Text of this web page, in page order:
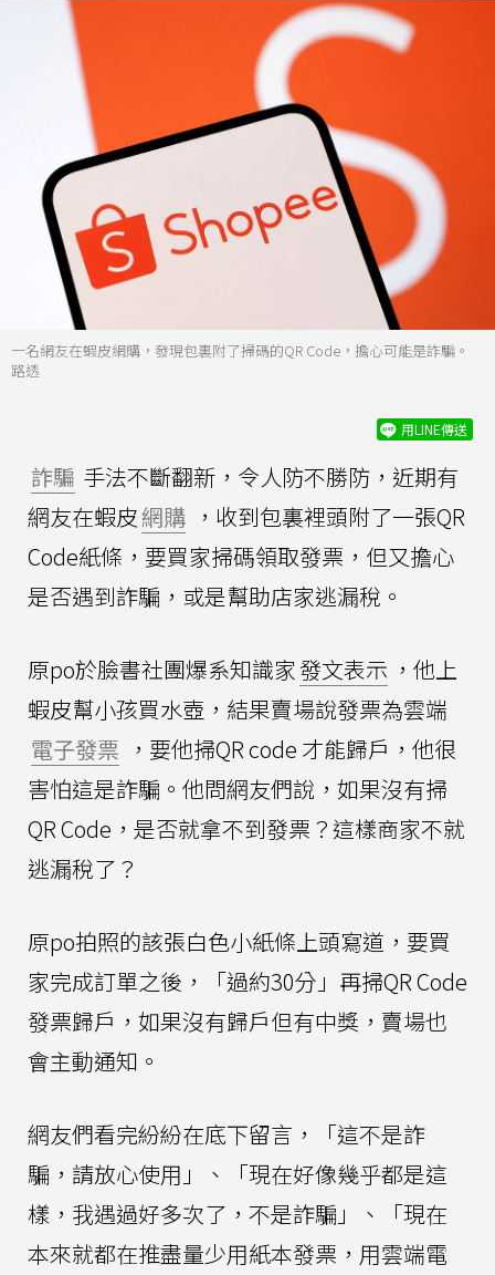
一名網友在蝦皮網購，發現包裏附了掃碼的QR Code，擔心可能是詐騙。
路透
用LINE傳送
詐騙 手法不斷翻新，令人防不勝防，近期有
網友在蝦皮網購 ，收到包裏裡頭附了一張QR
Code紙條，要買家掃碼領取發票，但又擔心
是否遇到詐騙，或是幫助店家逃漏稅。
原po於臉書社團爆系知識家發文表示 ，他上
蝦皮幫小孩買水壺，結果賣場說發票為雲端
電子發票 ，要他掃QR code 才能歸戶，他很
害怕這是詐騙。他問網友們說，如果沒有掃
QR Code，是否就拿不到發票？這樣商家不就
逃漏稅了？
原po拍照的該張白色小紙條上頭寫道，要買
家完成訂單之後，「過約30分」再掃QR Code
發票歸戶，如果沒有歸戶但有中獎，賣場也
會主動通知。
網友們看完紛紛在底下留言，「這不是詐
騙，請放心使用」、「現在好像幾乎都是這
樣，我遇過好多次了，不是詐騙」、「現在
本來就都在推盡量少用紙本發票，用雲端電